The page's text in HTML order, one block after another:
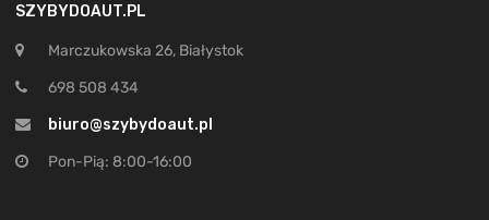
SZYBYDOAUT.PL
Marczukowska 26, Białystok
698 508 434
biuro@szybydoaut.pl
Pon-Pią: 8:00-16:00